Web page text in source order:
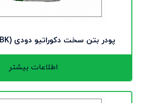
پودر بتن سخت دکوراتیو دودی (ALEN-DECO BK)
اطلاعات بیشتر